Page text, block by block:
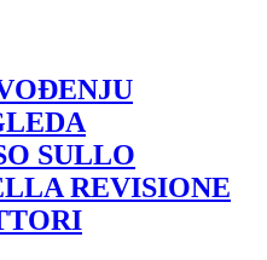
SULLO
REVISIONE